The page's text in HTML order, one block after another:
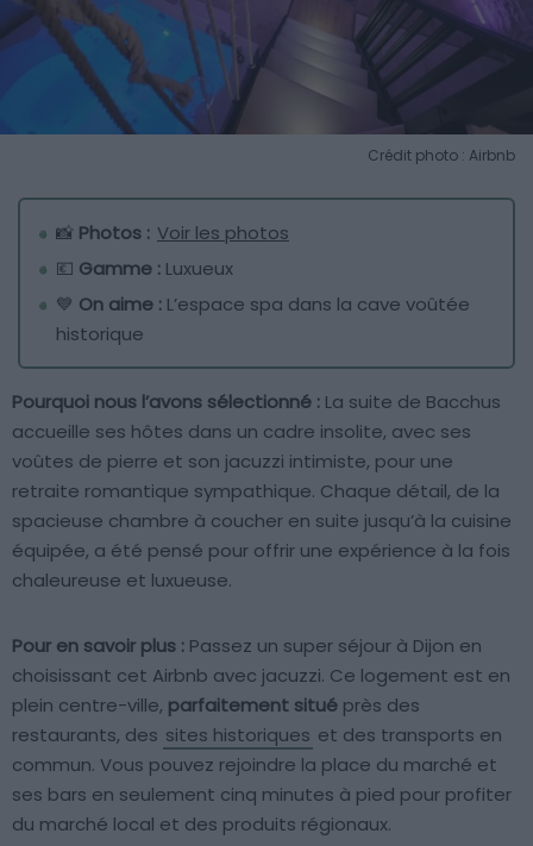
Crédit photo : Airbnb
📸 Photos : Voir les photos
💶 Gamme : Luxueux
💙 On aime : L’espace spa dans la cave voûtée
historique
Pourquoi nous l’avons sélectionné : La suite de Bacchus
accueille ses hôtes dans un cadre insolite, avec ses
voûtes de pierre et son jacuzzi intimiste, pour une
retraite romantique sympathique. Chaque détail, de la
spacieuse chambre à coucher en suite jusqu’à la cuisine
équipée, a été pensé pour offrir une expérience à la fois
chaleureuse et luxueuse.
Pour en savoir plus : Passez un super séjour à Dijon en
choisissant cet Airbnb avec jacuzzi. Ce logement est en
plein centre-ville, parfaitement situé près des
restaurants, des sites historiques et des transports en
commun. Vous pouvez rejoindre la place du marché et
ses bars en seulement cinq minutes à pied pour profiter
du marché local et des produits régionaux.